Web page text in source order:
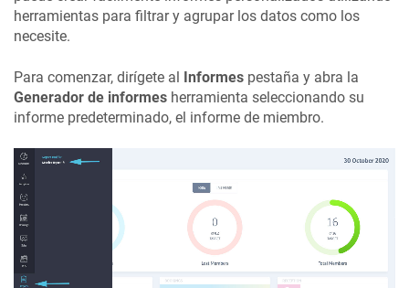
herramientas para filtrar y agrupar los datos como los
necesite.
Para comenzar, dirígete al Informes pestaña y abra la
Generador de informes herramienta seleccionando su
informe predeterminado, el informe de miembro.